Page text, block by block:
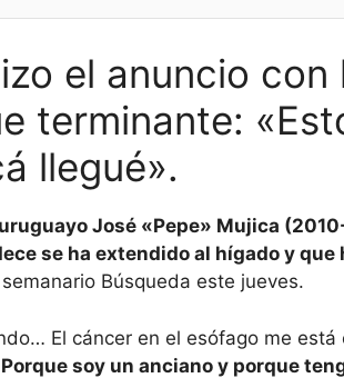
el anuncio con
terminante:
llegué».
José «Pepe» Mujica
se ha extendido al hígado y
Búsqueda este jueves.
El cáncer en el esófago me
Porque soy un anciano y porque